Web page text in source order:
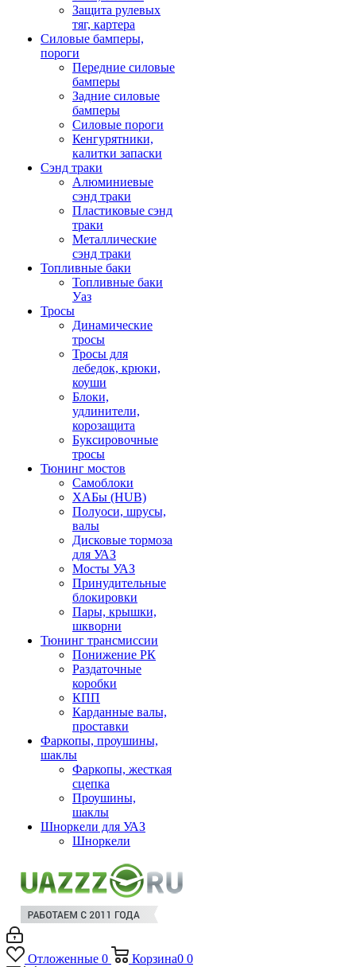
Защита рулевых
тяг, картера
Силовые бамперы,
пороги
Передние силовые
бамперы
Задние силовые
бамперы
Силовые пороги
Кенгурятники,
калитки запаски
Сэнд траки
Алюминиевые
сэнд траки
Пластиковые сэнд
траки
Металлические
сэнд траки
Топливные баки
Топливные баки
Уаз
Тросы
Динамические
тросы
Тросы для
лебедок, крюки,
коуши
Блоки,
удлинители,
корозащита
Буксировочные
тросы
Тюнинг мостов
Самоблоки
ХАБы (HUB)
Полуоси, шрусы,
валы
Дисковые тормоза
для УАЗ
Мосты УАЗ
Принудительные
блокировки
Пары, крышки,
шкворни
Тюнинг трансмиссии
Понижение РК
Раздаточные
коробки
КПП
Карданные валы,
проставки
Фаркопы, проушины,
шаклы
Фаркопы, жесткая
сцепка
Проушины,
шаклы
Шноркели для УАЗ
Шноркели
Отложенные 0 Корзина0 0